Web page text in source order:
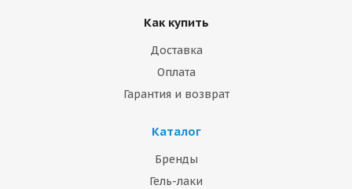
Как купить
Доставка
Оплата
Гарантия и возврат
Каталог
Бренды
Гель-лаки